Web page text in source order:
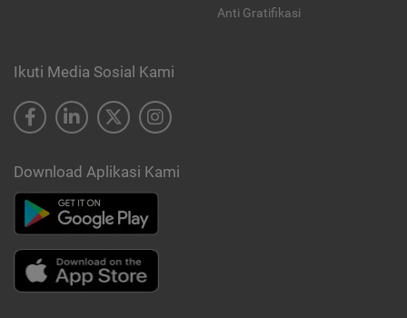
Anti Gratifikasi
Ikuti Media Sosial Kami
Download Aplikasi Kami